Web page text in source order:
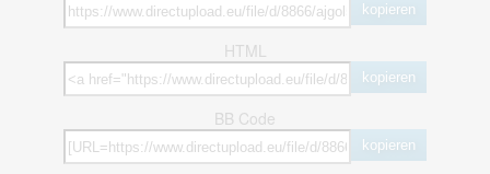
kopieren
HTML
kopieren
BB Code
kopieren